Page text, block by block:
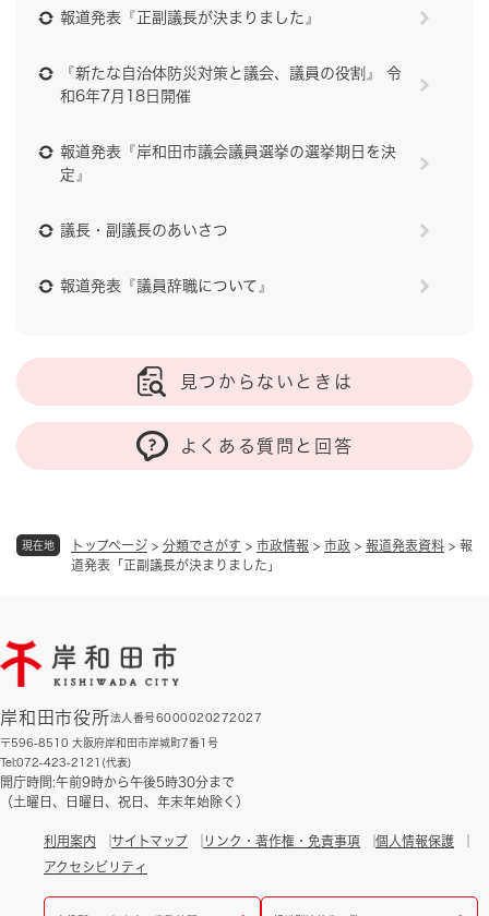
現在地 トップページ > 分類でさがす > 市政情報 > 市政 > 報道発表資料 > 報
道発表「正副議長が決まりました」
報道発表『正副議長が決まりました』
『新たな自治体防災対策と議会、議員の役割』 令
和6年7月18日開催
報道発表『岸和田市議会議員選挙の選挙期日を決
定』
議長・副議長のあいさつ
報道発表『議員辞職について』
見つからないときは
よくある質問と回答
岸和田市役所法人番号6000020272027
〒596-8510 大阪府岸和田市岸城町7番1号
Tel:072-423-2121(代表)
開庁時間:午前9時から午後5時30分まで
（土曜日、日曜日、祝日、年末年始除く）
利用案内 サイトマップ リンク・著作権・免責事項
個人情報保護
アクセシビリティ